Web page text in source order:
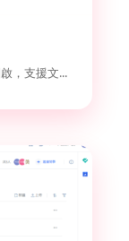
，支援文...